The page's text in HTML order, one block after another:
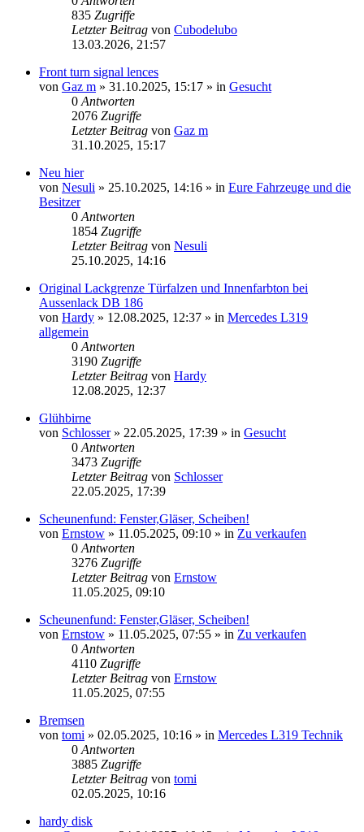
835 Zugriffe
Letzter Beitrag von Cubodelubo
13.03.2026, 21:57
Front turn signal lences
von Gaz m » 31.10.2025, 15:17 » in Gesucht
0 Antworten
2076 Zugriffe
Letzter Beitrag von Gaz m
31.10.2025, 15:17
Neu hier
von Nesuli » 25.10.2025, 14:16 » in Eure Fahrzeuge und die
Besitzer
0 Antworten
1854 Zugriffe
Letzter Beitrag von Nesuli
25.10.2025, 14:16
Original Lackgrenze Türfalzen und Innenfarbton bei
Aussenlack DB 186
von Hardy » 12.08.2025, 12:37 » in Mercedes L319
allgemein
0 Antworten
3190 Zugriffe
Letzter Beitrag von Hardy
12.08.2025, 12:37
Glühbirne
von Schlosser» 22.05.2025, 17:39 » in Gesucht
0 Antworten
3473 Zugriffe
Letzter Beitrag von Schlosser
22.05.2025, 17:39
Scheunenfund: Fenster,Gläser, Scheiben!
von Ernstow » 11.05.2025, 09:10 » in Zu verkaufen
0 Antworten
3276 Zugriffe
Letzter Beitrag von Ernstow
11.05.2025, 09:10
Scheunenfund: Fenster,Gläser, Scheiben!
von Ernstow » 11.05.2025, 07:55 » in Zu verkaufen
0 Antworten
4110 Zugriffe
Letzter Beitrag von Ernstow
11.05.2025, 07:55
Bremsen
von tomi » 02.05.2025, 10:16 » in Mercedes L319 Technik
0 Antworten
3885 Zugriffe
Letzter Beitrag von tomi
02.05.2025, 10:16
hardy disk